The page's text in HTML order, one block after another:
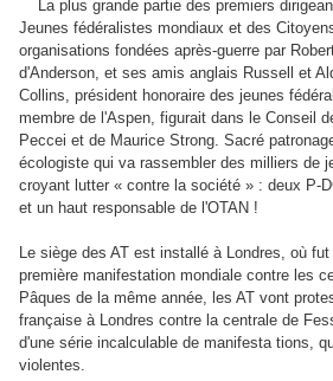
La plus grande partie des premiers
Jeunes fédéralistes mondiaux et des
organisations fondées après-guerre par
d'Anderson, et ses amis anglais Russell et
Collins, président honoraire des jeunes
membre de l'Aspen, figurait dans le Conseil
Peccei et de Maurice Strong. Sacré
écologiste qui va rassembler des milliers de
croyant lutter « contre la société » : deux P-
et un haut responsable de l'OTAN !
Le siège des AT est installé à Londres, où
première manifestation mondiale contre les
Pâques de la même année, les AT vont
française à Londres contre la centrale de
d'une série incalculable de manifesta tions,
violentes.